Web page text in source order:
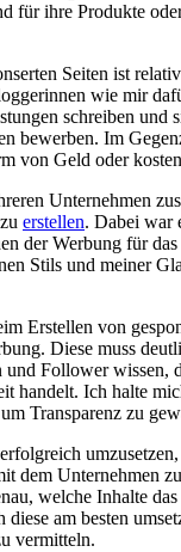
für ihre Produkte
⁣Seiten ist
wie⁢ mir
schreiben und
bewerben.‍ Im
von Geld oder
Unternehmen
erstellen. Dabei ‍war
der Werbung für
Stils und meiner
Erstellen von
Diese muss​
Follower wissen,
handelt. Ich‍ halte
⁢Transparenz zu
dem Unternehmen
‍welche ⁤Inhalte‌
am besten
​vermitteln.